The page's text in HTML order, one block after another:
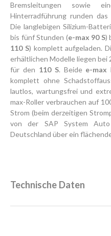
Bremsleitungen sowie
Hinterradführung runden das
Die langlebigen Silizium-
bis fünf Stunden (e-max 90 S)
110 S) komplett aufgeladen.
erhältlichen Modelle liegen bei
für den 110 S. Beide e-max
komplett ohne
lautlos, wartungsfrei und
max-Roller verbrauchen auf
Strom (beim derzeitigen
von der SAP System
Deutschland über ein
Technische Daten